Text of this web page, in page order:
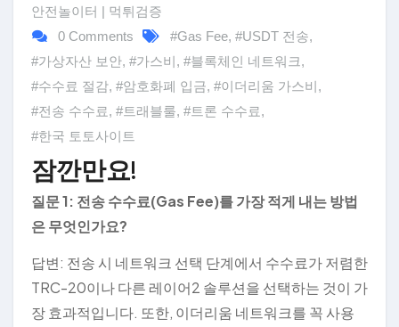
안전놀이터 | 먹튀검증
0 Comments
#Gas Fee, #USDT 전송,
#가상자산 보안, #가스비, #블록체인 네트워크,
#수수료 절감, #암호화폐 입금, #이더리움 가스비,
#전송 수수료, #트래블룰, #트론 수수료,
#한국 토토사이트
잠깐만요!
질문 1: 전송 수수료(Gas Fee)를 가장 적게 내는 방법
은 무엇인가요?
답변: 전송 시 네트워크 선택 단계에서 수수료가 저렴한
TRC-20이나 다른 레이어2 솔루션을 선택하는 것이 가
장 효과적입니다. 또한, 이더리움 네트워크를 꼭 사용